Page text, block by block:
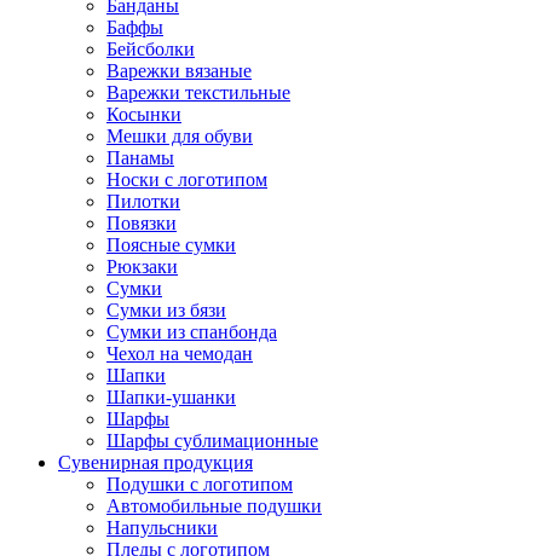
Банданы
Баффы
Бейсболки
Варежки вязаные
Варежки текстильные
Косынки
Мешки для обуви
Панамы
Носки с логотипом
Пилотки
Повязки
Поясные сумки
Рюкзаки
Сумки
Сумки из бязи
Сумки из спанбонда
Чехол на чемодан
Шапки
Шапки-ушанки
Шарфы
Шарфы сублимационные
Сувенирная продукция
Подушки с логотипом
Автомобильные подушки
Напульсники
Пледы с логотипом